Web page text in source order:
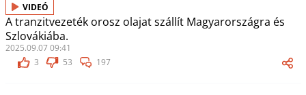
VIDEÓ
A tranzitvezeték orosz olajat szállít Magyarországra és
Szlovákiába.
2025.09.07 09:41
3
53 197